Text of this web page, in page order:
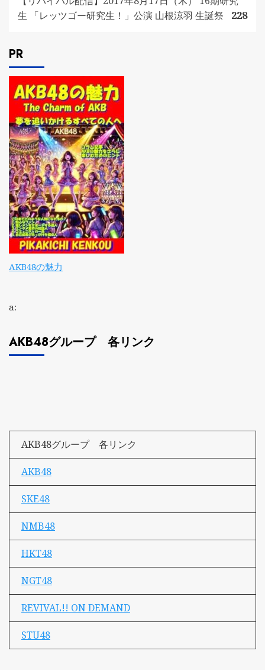
生 「レッツゴー研究生！」公演 山根涼羽 生誕祭
228
PR
AKB48の魅力
a:
AKB48グループ 各リンク
AKB48グループ 各リンク
AKB48
SKE48
NMB48
HKT48
NGT48
REVIVAL!! ON DEMAND
STU48